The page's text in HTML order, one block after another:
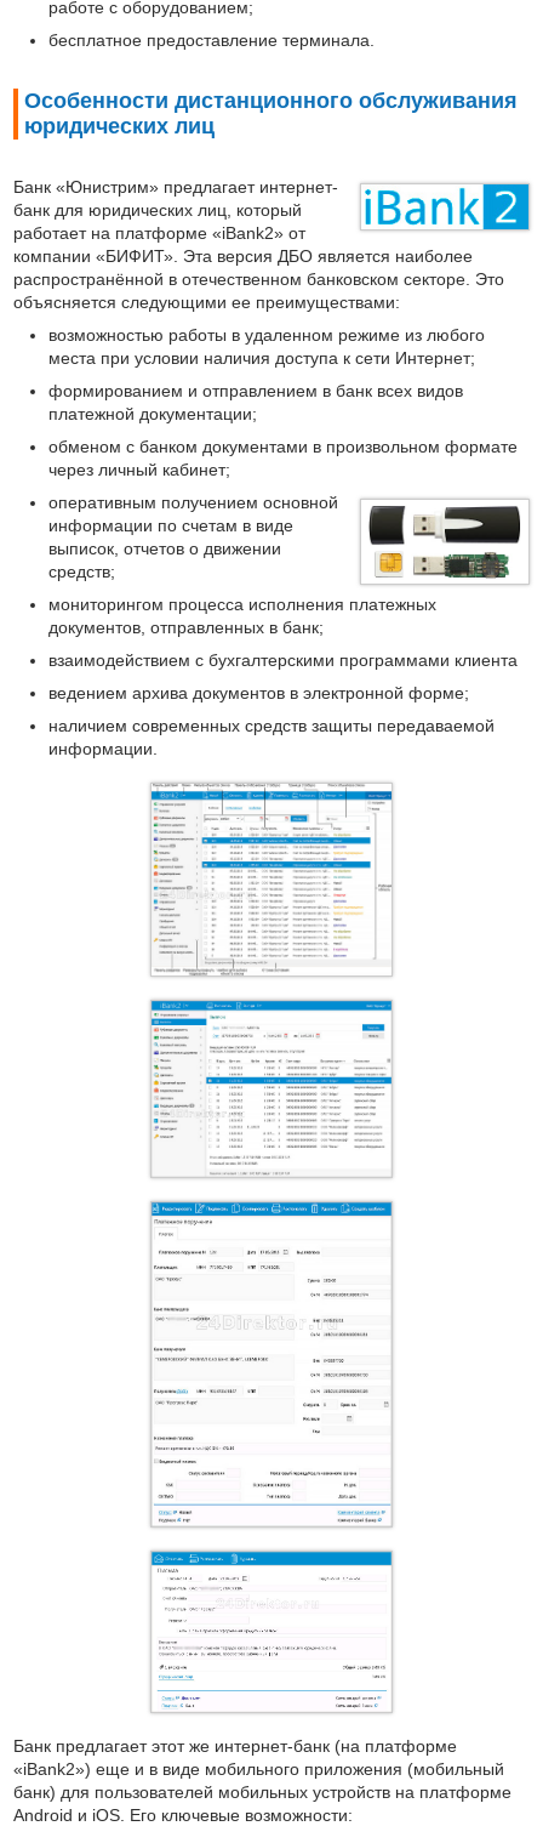
работе с оборудованием;
бесплатное предоставление терминала.
Особенности дистанционного обслуживания
юридических лиц
Банк «Юнистрим» предлагает интернет-
банк для юридических лиц, который
работает на платформе «iBank2» от
компании «БИФИТ». Эта версия ДБО является наиболее
распространённой в отечественном банковском секторе. Это
объясняется следующими ее преимуществами:
возможностью работы в удаленном режиме из любого
места при условии наличия доступа к сети Интернет;
формированием и отправлением в банк всех видов
платежной документации;
обменом с банком документами в произвольном формате
через личный кабинет;
оперативным получением основной
информации по счетам в виде
выписок, отчетов о движении
средств;
мониторингом процесса исполнения платежных
документов, отправленных в банк;
взаимодействием с бухгалтерскими программами клиента
ведением архива документов в электронной форме;
наличием современных средств защиты передаваемой
информации.
Банк предлагает этот же интернет-банк (на платформе
«iBank2») еще и в виде мобильного приложения (мобильный
банк) для пользователей мобильных устройств на платформе
Android и iOS. Его ключевые возможности: